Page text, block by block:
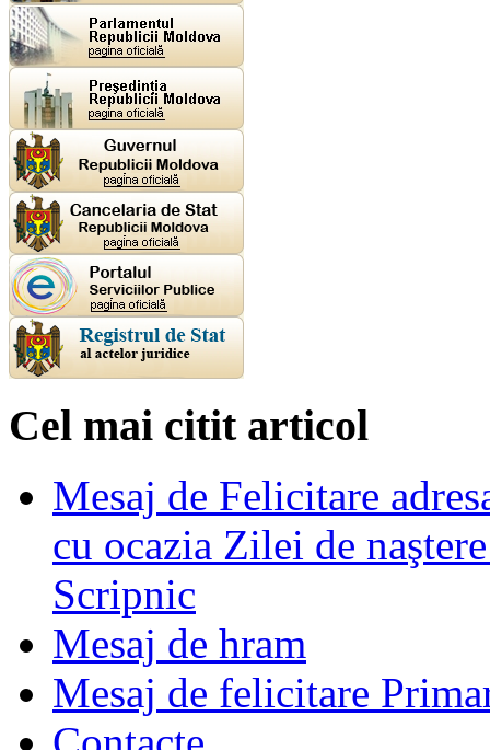
Cel mai citit articol
Mesaj de Felicitare
cu ocazia Zilei de
Scripnic
Mesaj de hram
Mesaj de felicitare